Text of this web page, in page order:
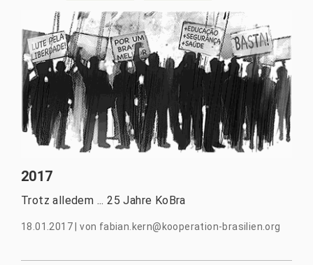
2017
Trotz alledem ... 25 Jahre KoBra
18.01.2017 |von fabian.kern@kooperation-brasilien.org